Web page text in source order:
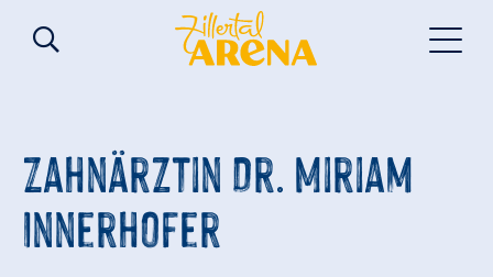
Zahnärztin Dr. Miriam
Innerhofer